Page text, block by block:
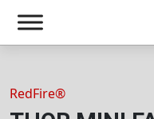
RedFire®